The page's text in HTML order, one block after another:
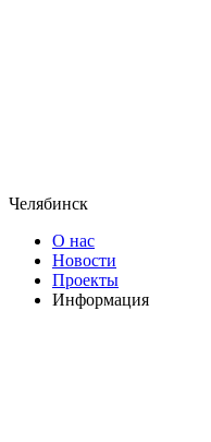
Челябинск
О нас
Новости
Проекты
Информация